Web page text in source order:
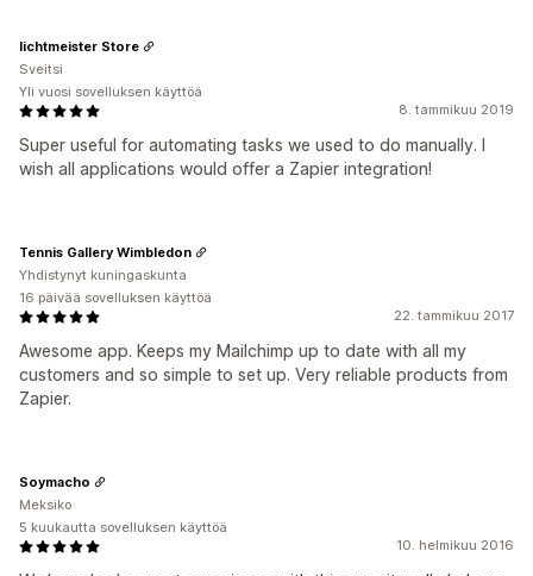
8. tammikuu 2019
Super useful for automating tasks we used to do manually. I
wish all applications would offer a Zapier integration!
lichtmeister Store
Sveitsi
Yli vuosi sovelluksen käyttöä
22. tammikuu 2017
Awesome app. Keeps my Mailchimp up to date with all my
customers and so simple to set up. Very reliable products from
Zapier.
Tennis Gallery Wimbledon
Yhdistynyt kuningaskunta
16 päivää sovelluksen käyttöä
10. helmikuu 2016
Soymacho
Meksiko
5 kuukautta sovelluksen käyttöä